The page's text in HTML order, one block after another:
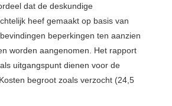
dat de deskundige
heef gemaakt op basis van
beperkingen ten aanzien
worden aangenomen. Het rapport
uitgangspunt dienen voor de
begroot zoals verzocht (24,5